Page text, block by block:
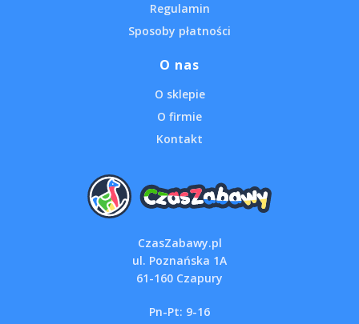
Regulamin
Sposoby płatności
O nas
O sklepie
O firmie
Kontakt
CzasZabawy.pl
ul. Poznańska 1A
61-160 Czapury
Pn-Pt: 9-16